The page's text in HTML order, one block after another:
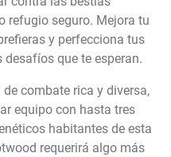
refugio seguro. Mejora tu
y perfecciona tus
que te esperan.
combate rica y diversa,
equipo con hasta tres
habitantes de esta
requerirá algo más